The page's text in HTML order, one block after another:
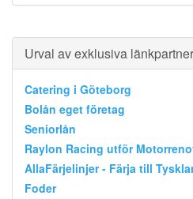
Urval av exklusiva
Catering i Göteborg
Bolån eget företag
Seniorlån
Raylon Racing utför
AllaFärjelinjer - Färja till
Foder